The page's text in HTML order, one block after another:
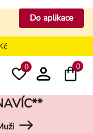
Do aplikace
499 Kč
0 0